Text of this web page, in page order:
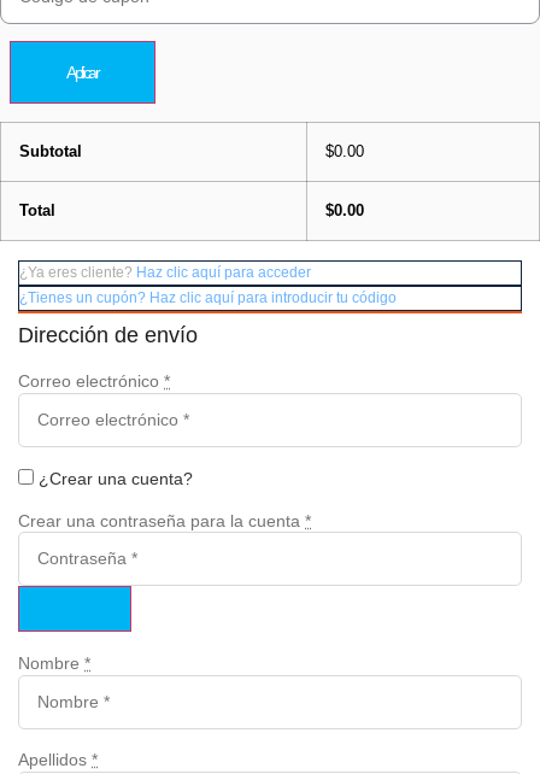
Aplicar
Subtotal $0.00
Total $0.00
¿Ya eres cliente? Haz clic aquí para acceder
¿Tienes un cupón? Haz clic aquí para introducir tu código
Dirección de envío
Correo electrónico *
¿Crear una cuenta?
Crear una contraseña para la cuenta *
Nombre *
Apellidos *